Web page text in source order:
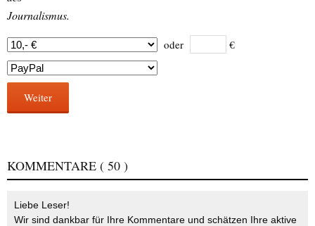
Journalismus.
oder €
Weiter
KOMMENTARE ( 50 )
Liebe Leser!
Wir sind dankbar für Ihre Kommentare und schätzen Ihre aktive